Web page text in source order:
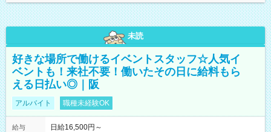
未読
好きな場所で働けるイベントスタッフ☆人気イ
ベントも！来社不要！働いたその日に給料もら
える日払い◎｜阪
アルバイト 職種未経験OK
給与
日給16,500円～